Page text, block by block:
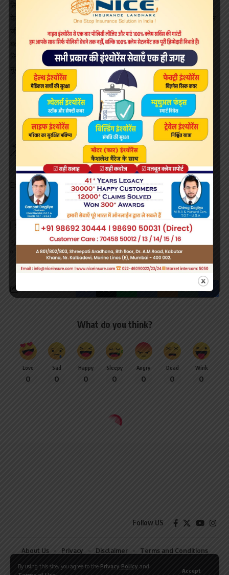
By using this site, you agree to the Privacy Policy and
Accept
लिखा कि मुझे अध्यक्ष जी ने आवश्यक कार्य सौंपा हुआ है जिसके कारण राहुल जी
के इंदौर उज्जैन कार्यक्रम में अनुपस्थित रहूंगा। क्षमा करें। सभी मित्रों से राहुल
जी का गर्म जोशी से स्वागत करने की अपील करता हूं।
बताते चलें कि दिग्विजय सिंह का कुछ समय पहले एक वीडियो वायरल हुआ था
जिसमें वे कहते हुए सुनाई दिए जा रहे थे कि उनके भाषण कांग्रेस पार्टी को
नुकसान पहुंचाते हैं, इसलिए वे चुनाव प्रचार से दूर रहते हैं।
Sign Up For Daily Newsletter
Be keep up! Get the latest breaking news delivered
straight to your inbox.
Email address:
By signing up, you agree to ourTerms of Useand acknowledge the data practices in
Privacy Policy. You may unsubscribe at any time.
What do you think?
Love
0
Sad
0
Happy
0
Sleepy
0
Angry
0
Dead
0
Wink
0
Follow US
About Us Privacy Disclaimer
Terms and Conditions